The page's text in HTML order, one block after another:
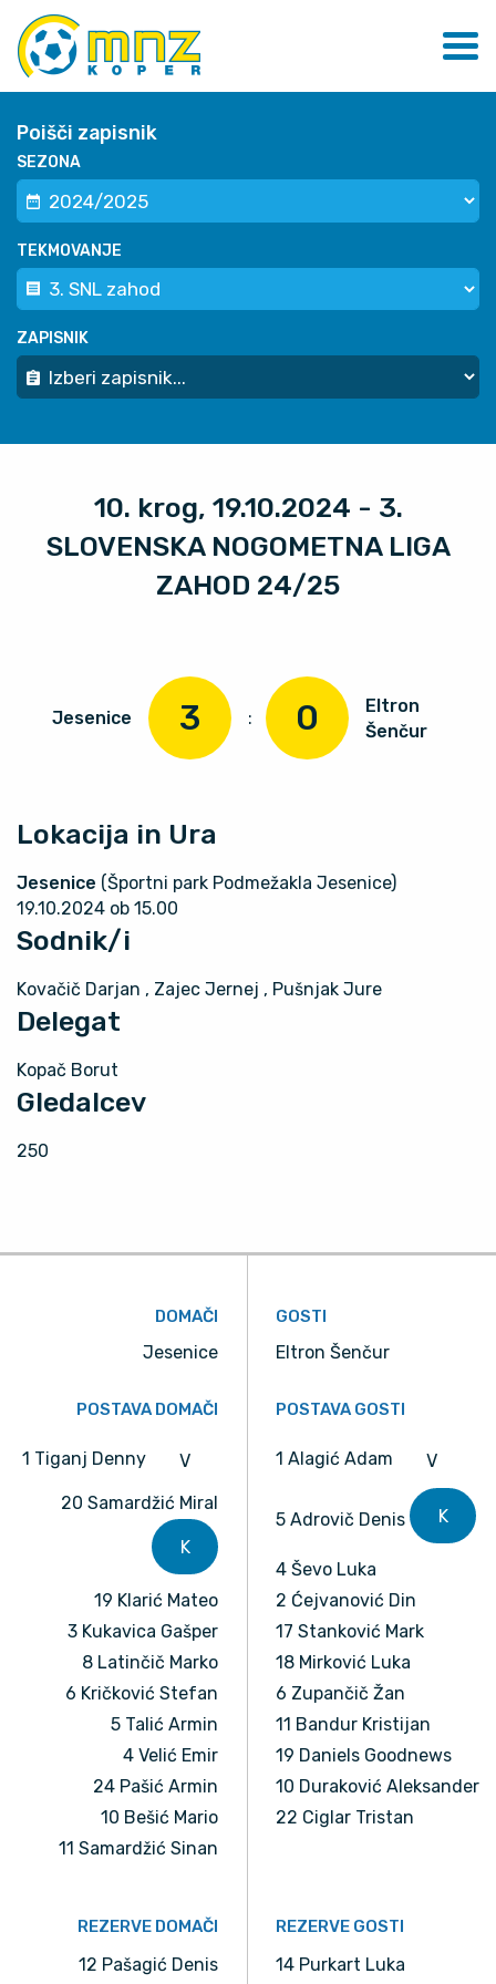
Poišči zapisnik
SEZONA
TEKMOVANJE
ZAPISNIK
10. krog, 19.10.2024 - 3.
SLOVENSKA NOGOMETNA LIGA
ZAHOD 24/25
Jesenice 3 : 0
Eltron
Šenčur
Lokacija in Ura
Jesenice (Športni park Podmežakla Jesenice)
19.10.2024 ob 15.00
Sodnik/i
Kovačič Darjan , Zajec Jernej , Pušnjak Jure
Delegat
Kopač Borut
Gledalcev
250
DOMAČI
Jesenice
GOSTI
Eltron Šenčur
POSTAVA DOMAČI
1 Tiganj Denny V
20 Samardžić Miral
K
19 Klarić Mateo
3 Kukavica Gašper
8 Latinčič Marko
6 Kričković Stefan
5 Talić Armin
4 Velić Emir
24 Pašić Armin
10 Bešić Mario
11 Samardžić Sinan
POSTAVA GOSTI
1 Alagić Adam V
5 Adrovič Denis K
4 Ševo Luka
2 Ćejvanović Din
17 Stanković Mark
18 Mirković Luka
6 Zupančič Žan
11 Bandur Kristijan
19 Daniels Goodnews
10 Duraković Aleksander
22 Ciglar Tristan
REZERVE DOMAČI
12 Pašagić Denis
REZERVE GOSTI
14 Purkart Luka